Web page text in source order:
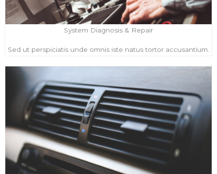
System Diagnosis & Repair
Sed ut perspiciatis unde omnis iste natus tortor accusantium.